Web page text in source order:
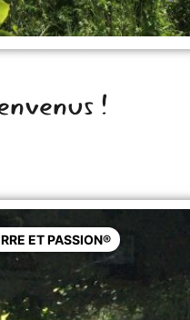
!
ET PASSION®